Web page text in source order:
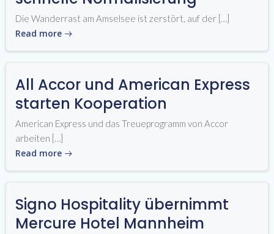
Die Wanderrast am Amselsee ist zerstört, auf der […]
Read more
All Accor und American Express
starten Kooperation
American Express und das Treueprogramm von Accor
arbeiten […]
Read more
Signo Hospitality übernimmt
Mercure Hotel Mannheim